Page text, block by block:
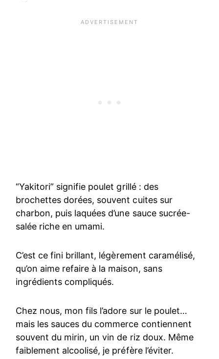
“Yakitori” signifie poulet grillé : des
brochettes dorées, souvent cuites sur
charbon, puis laquées d’une sauce sucrée-
salée riche en umami.
C’est ce fini brillant, légèrement caramélisé,
qu’on aime refaire à la maison, sans
ingrédients compliqués.
Chez nous, mon fils l’adore sur le poulet…
mais les sauces du commerce contiennent
souvent du mirin, un vin de riz doux. Même
faiblement alcoolisé, je préfère l’éviter.